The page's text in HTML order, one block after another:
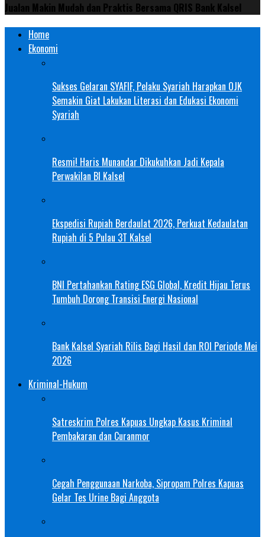
Jualan Makin Mudah dan Praktis Bersama QRIS Bank Kalsel
Home
Ekonomi
Sukses Gelaran SYAFIF, Pelaku Syariah Harapkan OJK
Semakin Giat Lakukan Literasi dan Edukasi Ekonomi
Syariah
Resmi! Haris Munandar Dikukuhkan Jadi Kepala
Perwakilan BI Kalsel
Ekspedisi Rupiah Berdaulat 2026, Perkuat Kedaulatan
Rupiah di 5 Pulau 3T Kalsel
BNI Pertahankan Rating ESG Global, Kredit Hijau Terus
Tumbuh Dorong Transisi Energi Nasional
Bank Kalsel Syariah Rilis Bagi Hasil dan ROI Periode Mei
2026
Kriminal-Hukum
Satreskrim Polres Kapuas Ungkap Kasus Kriminal
Pembakaran dan Curanmor
Cegah Penggunaan Narkoba, Sipropam Polres Kapuas
Gelar Tes Urine Bagi Anggota